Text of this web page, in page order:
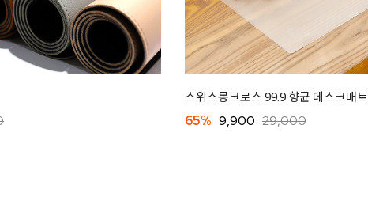
스위스몽크로스 99.9 향균 데스크매트
65% 9,900 29,000